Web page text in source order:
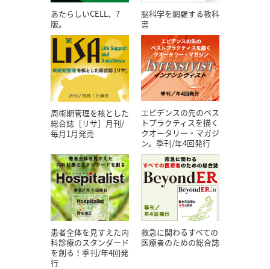
あたらしいCELL、7
版。
脳科学を網羅する教科
書
周術期管理を核とした
総合誌［リサ］月刊/
毎月1月発売
エビデンスの先のベス
トプラクティスを描く
クオータリー・マガジ
ン。季刊/年4回発行
患者全体を見すえた内
科診療のスタンダード
を創る！季刊/年4回発
行
救急に関わるすべての
医療者のための総合誌